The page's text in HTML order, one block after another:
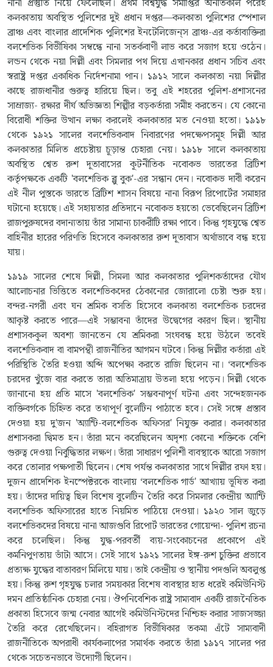
নানা প্রস্তুতি নিয়ে ফেলেছিল। প্রথম বিশ্বযুদ্ধ সমাপ্তির অনতিকাল পরেই
কলকাতায় অবস্থিত পুলিশের দুই প্রধান দপ্তর—কলকাতা পুলিশের স্পেশাল
ব্রাঞ্চ এবং বাংলার প্রাদেশিক পুলিশের ইনটেলিজেন্‌স ব্রাঞ্চ-এর কর্তাব্যক্তিরা
বলশেভিক বিভীষিকা সম্বন্ধে নানা সতর্কবাণী লাভ করে সজাগ হয়ে ওঠেন।
লন্ডন থেকে নয়া দিল্লী এবং সিমলার পথ দিয়ে এখানকার প্রধান সচিব এবং
স্বরাষ্ট্র দপ্তর একাধিক নির্দেশনামা পান। ১৯১২ সালে কলকাতা নয়া দিল্লীর
কাছে রাজধানীর গুরুত্ব হারিয়ে ছিল। তবু এই শহরের পুলিশ-প্রশাসনের
সাম্রাজ্য- রক্ষার দীর্ঘ অভিজ্ঞতা শিল্পীর বড়কর্তারা সমীহ করতেন। যে কোনো
বিরোধী শক্তির উত্থান লক্ষ্য করলেই কলকাতার মত নেওয়া হতো। ১৯১৮
থেকে ১৯২১ সালের বলশেভিকবাদ নিবারণের পদক্ষেপসমূহ দিল্লী আর
কলকাতার মিলিত প্রচেষ্টায় চূড়ান্ত চেহারা নেয়। ১৯১৮ সালে কলকাতায়
অবস্থিত শ্বেত রুশ দূতাবাসের কূটনীতিক নবোকভ ভারতের ব্রিটিশ
কর্তৃপক্ষকে একটি 'বলশেভিক ব্লু বুক'-এর সন্ধান দেন। নবোকভ দাবী করেন
এই নীল পুস্তকে ভারতে ব্রিটিশ শাসন বিষয়ে নানা বিরূপ রিপোর্টের সমাহার
ঘটানো হয়েছে। এই সহায়তার প্রতিদানে নবোকভ হয়তো ভেবেছিলেন ব্রিটিশ
রাজপুরুষদের বদান্যতায় তাঁর সামান্য চাকরীটি রক্ষা পাবে। কিন্তু গৃহযুদ্ধে শ্বেত
বাহিনীর হারের পরিণতি হিসেবে কলকাতার রুশ দূতাবাস অর্থাভাবে বন্ধ হয়ে
যায়।
১৯১৯ সালের শেষে দিল্লী, সিমলা আর কলকাতার পুলিশকর্তাদের যৌথ
আলোচনার ভিত্তিতে বলশেভিকদের ঠেকানোর জোরালো চেষ্টা শুরু হয়।
বন্দর-নগরী এবং ঘন শ্রমিক বসতি হিসেবে কলকাতা বলশেভিক চরদের
আকৃষ্ট করতে পারে—এই সম্ভাবনা তাঁদের উদ্বেগের কারণ ছিল। স্থানীয়
প্রশাসককূল অবশ্য জানতেন যে শ্রমিকরা সংঘবন্ধ হয়ে উঠলে তবেই
বলশেভিকবাদ বা বামপন্থী রাজনীতির আগমন ঘটবে। কিন্তু দিল্লীর কর্তারা এই
পরিস্থিতি তৈরি হওয়া অব্দি অপেক্ষা করতে রাজি ছিলেন না। ‘বলশেভিক
চরদের খুঁজে বার করতে তারা অতিমাত্রায় উতলা হয়ে পড়েন। দিল্লী থেকে
জানানো হয় প্রতি মাসে 'বলশেভিক' সম্ভবনাপূর্ণ ঘটনা এবং সন্দেহজনক
ব্যক্তিবর্গকে চিহ্নিত করে তথ্যপূর্ণ বুলেটিন পাঠাতে হবে। সেই সঙ্গে প্রস্তাব
দেওয়া হয় দু'জন 'অ্যান্টি-বলশেভিক অফিসর' নিযুক্ত করার। কলকাতার
প্রশাসকরা দ্বিমত হন। তাঁরা মনে করেছিলেন অদৃশ্য কোনো শক্তিকে বেশি
গুরুত্ব দেওয়া নির্বুদ্ধিতার লক্ষণ। তাঁরা সাধারণ পুলিশী ব্যবস্থাকে আরো সজাগ
করে তোলার পক্ষপাতী ছিলেন। শেষ পর্যন্ত কলকাতার সাথে দিল্লীর রফা হয়।
দুজন প্রাদেশিক ইনস্পেক্টরকে বাংলায় ‘বলশেভিক গার্ড' আখ্যায় ভূষিত করা
হয়। তাঁদের দায়িত্ব ছিল বিশেষ বুলেটিন তৈরি করে সিমলার কেন্দ্রীয় অ্যান্টি
বলশেভিক অফিসারের হাতে নিয়মিত পাঠিয়ে দেওয়া। ১৯২০ সাল জুড়ে
বলশেভিকদের বিষয়ে নানা আজগুবি রিপোর্ট ভারতের গোয়েন্দা- পুলিশ রচনা
করে চলেছিল। কিন্তু যুদ্ধ-পরবর্তী ব্যয়-সংকোচনের প্রকোপে এই
কর্মনিপুণতায় ভাঁটা আসে। সেই সাথে ১৯২১ সালের ইঙ্গ-রুশ চুক্তির প্রভাবে
প্রত্যক্ষ যুদ্ধের বাতাবরণ মিলিয়ে যায়। তাই কেন্দ্রীয় ও স্থানীয় পদগুলি অবলুপ্ত
হয়। কিন্তু রুশ গৃহযুদ্ধ চলার সময়কার বিশেষ ব্যবস্থার হাত ধরেই কমিউনিস্ট
দমন প্রাতিষ্ঠানিক চেহারা নেয়। ঔপনিবেশিক রাষ্ট্র সাম্যবাদ একটি রাজনৈতিক
প্রকাতা হিসেবে জন্ম নেবার আগেই কমিউনিস্টদের নিশ্চিহ্ন করার সাজসজ্জা
তৈরি করে রেখেছিলেন। বহিরাগত বিভীষিকার তকমা এঁটে সাম্যবাদী
রাজনীতিকে অপরাধী কার্যকলাপের সমার্থক করতে তাঁরা ১৯১৭ সালের পর
থেকে সচেতনভাবে উদ্যোগী ছিলেন।